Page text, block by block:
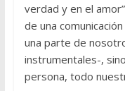
verdad y en el
de una
una parte de
instrumentales-,
persona, todo